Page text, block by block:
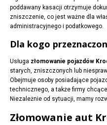
poddawany kasacji otrzymuje
zniszczenie, co jest ważne dla
administracyjnego i podatkowego.
Dla kogo
Usługa złomowanie pojazdów
starych, zniszczonych lub
Obejmuje osoby posiadające
technicznego, a także firmy
Niezależnie od sytuacji, mamy
Złomowanie aut